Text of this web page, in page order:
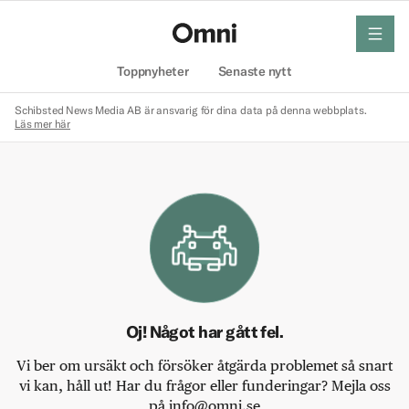
Toppnyheter Senaste nytt
meny
Schibsted News Media AB är ansvarig för dina data på denna webbplats.
Läs mer här
Oj! Något har gått fel.
Vi ber om ursäkt och försöker åtgärda problemet så snart
vi kan, håll ut! Har du frågor eller funderingar? Mejla oss